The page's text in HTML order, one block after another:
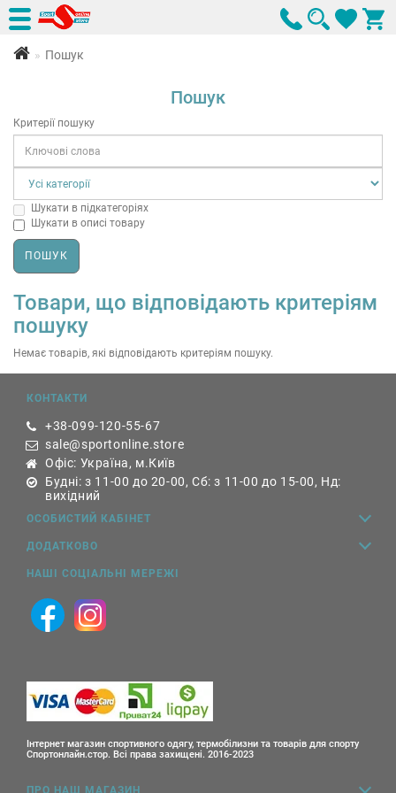
Пошук
Пошук
Критерії пошуку
Шукати в підкатегоріях
Шукати в описі товару
Товари, що відповідають критеріям
пошуку
Немає товарів, які відповідають критеріям пошуку.
КОНТАКТИ
+38-099-120-55-67
sale@sportonline.store
Офіс: Україна, м.Київ
Будні: з 11-00 до 20-00, Сб: з 11-00 до 15-00, Нд:
вихідний
ОСОБИСТИЙ КАБІНЕТ
ДОДАТКОВО
НАШІ СОЦІАЛЬНІ МЕРЕЖІ
Інтернет магазин спортивного одягу, термобілизни та товарів для спорту
Спортонлайн.стор. Всі права захищені. 2016-2023
ПРО НАШ МАГАЗИН